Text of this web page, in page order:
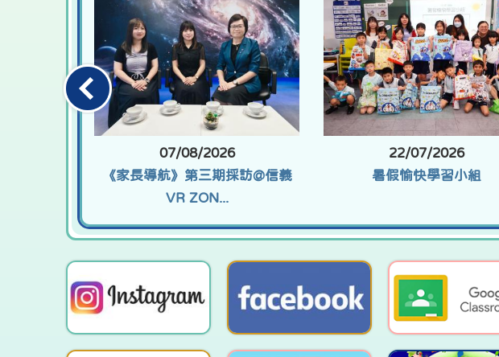
07/08/2026
《家長導航》第三期採訪@信義
VR ZON...
22/07/2026
暑假愉快學習小組